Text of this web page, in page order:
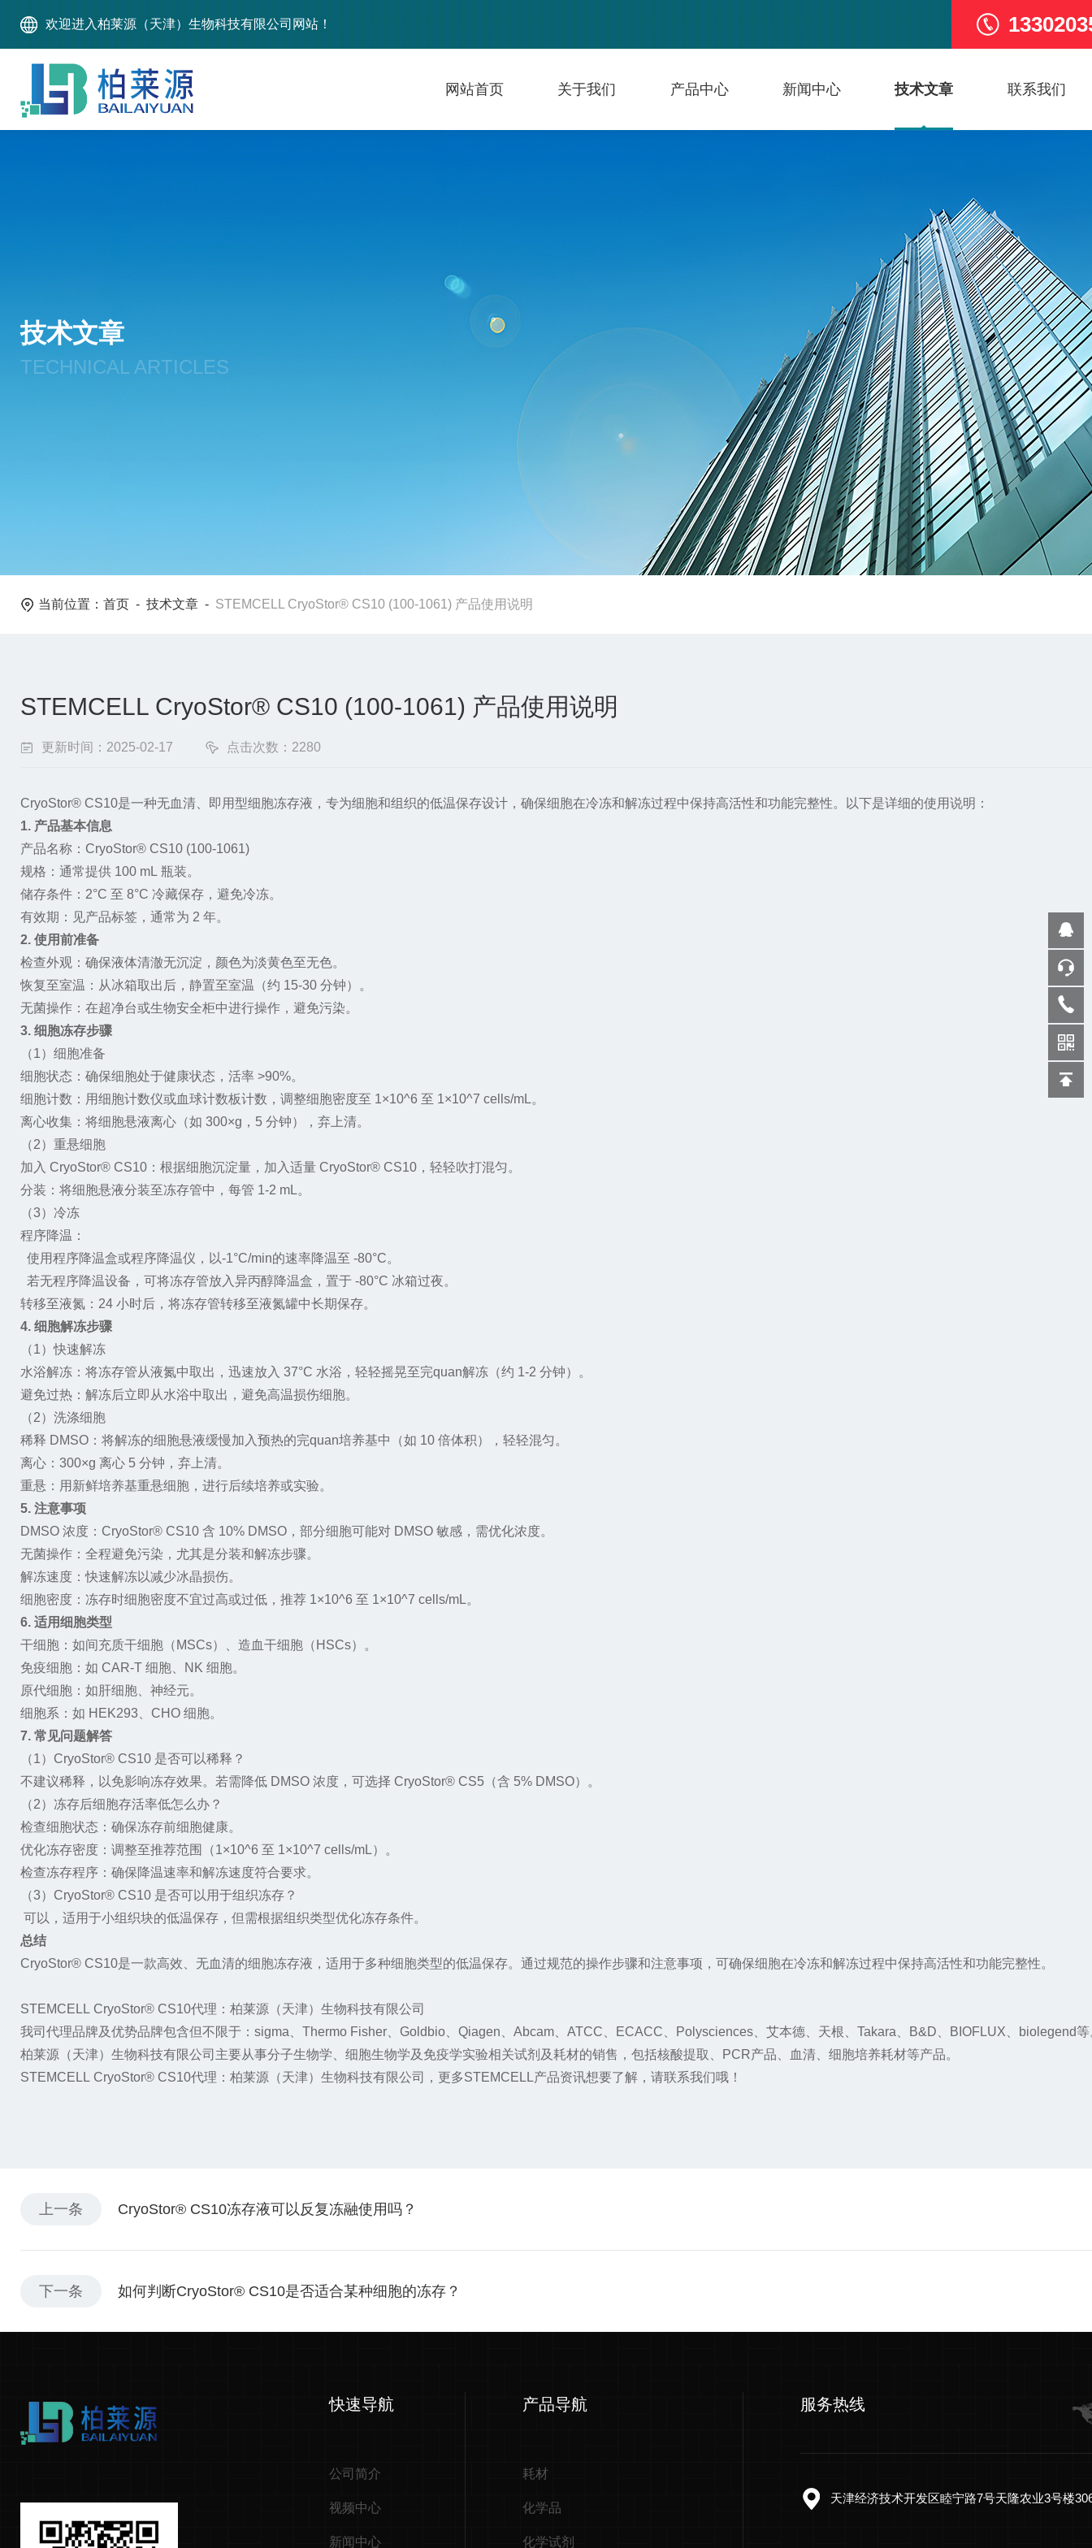
欢迎进入柏莱源（天津）生物科技有限公司网站！
网站首页 关于我们 产品中心 新闻中心 技术文章 联系我们
技术文章
TECHNICAL ARTICLES
当前位置： 首页 - 技术文章 - STEMCELL CryoStor® CS10 (100-1061) 产品使用说明
STEMCELL CryoStor® CS10 (100-1061) 产品使用说明
更新时间：2025-02-17 点击次数：2280
CryoStor® CS10是一种无血清、即用型细胞冻存液，专为细胞和组织的低温保存设计，确保细胞在冷冻和解冻过程中保持高活性和功能完整性。以下是详细的使用说明：
1. 产品基本信息
产品名称： CryoStor® CS10 (100-1061)
规格：通常提供 100 mL 瓶装。
储存条件： 2°C 至 8°C 冷藏保存，避免冷冻。
有效期：见产品标签，通常为 2 年。
2. 使用前准备
检查外观：确保液体清澈无沉淀，颜色为淡黄色至无色。
恢复至室温：从冰箱取出后，静置至室温（约 15-30 分钟）。
无菌操作：在超净台或生物安全柜中进行操作，避免污染。
3. 细胞冻存步骤
（1）细胞准备
细胞状态：确保细胞处于健康状态，活率 >90%。
细胞计数：用细胞计数仪或血球计数板计数，调整细胞密度至 1×10^6 至 1×10^7 cells/mL。
离心收集：将细胞悬液离心（如 300×g ， 5 分钟），弃上清。
（2）重悬细胞
加入 CryoStor® CS10 ：根据细胞沉淀量，加入适量 CryoStor® CS10 ，轻轻吹打混匀。
分装：将细胞悬液分装至冻存管中，每管 1-2 mL。
（3）冷冻
程序降温：
使用程序降温盒或程序降温仪，以-1°C/min的速率降温至 -80°C。
若无程序降温设备，可将冻存管放入异丙醇降温盒，置于 -80°C 冰箱过夜。
转移至液氮： 24 小时后，将冻存管转移至液氮罐中长期保存。
4. 细胞解冻步骤
（1）快速解冻
水浴解冻：将冻存管从液氮中取出，迅速放入 37°C 水浴，轻轻摇晃至完quan解冻（约 1-2 分钟）。
避免过热：解冻后立即从水浴中取出，避免高温损伤细胞。
（2）洗涤细胞
稀释 DMSO ：将解冻的细胞悬液缓慢加入预热的完quan培养基中（如 10 倍体积），轻轻混匀。
离心： 300×g 离心 5 分钟，弃上清。
重悬：用新鲜培养基重悬细胞，进行后续培养或实验。
5. 注意事项
DMSO 浓度： CryoStor® CS10 含 10% DMSO ，部分细胞可能对 DMSO 敏感，需优化浓度。
无菌操作：全程避免污染，尤其是分装和解冻步骤。
解冻速度：快速解冻以减少冰晶损伤。
细胞密度：冻存时细胞密度不宜过高或过低，推荐 1×10^6 至 1×10^7 cells/mL。
6. 适用细胞类型
干细胞：如间充质干细胞（ MSCs）、造血干细胞（ HSCs）。
免疫细胞：如 CAR-T 细胞、 NK 细胞。
原代细胞：如肝细胞、神经元。
细胞系：如 HEK293 CHO 细胞。
7. 常见问题解答
（1） CryoStor® CS10 是否可以稀释？
不建议稀释，以免影响冻存效果。若需降低 DMSO 浓度，可选择 CryoStor® CS5 （含 5% DMSO）。
（2）冻存后细胞存活率低怎么办？
检查细胞状态：确保冻存前细胞健康。
优化冻存密度：调整至推荐范围（1×10^6 至 1×10^7 cells/mL）。
检查冻存程序：确保降温速率和解冻速度符合要求。
（3） CryoStor® CS10 是否可以用于组织冻存？
可以，适用于小组织块的低温保存，但需根据组织类型优化冻存条件。
总结
CryoStor® CS10是一款高效、无血清的细胞冻存液，适用于多种细胞类型的低温保存。通过规范的操作步骤和注意事项，可确保细胞在冷冻和解冻过程中保持高活性和功能完整性。
STEMCELL CryoStor® CS10代理：柏莱源（天津）生物科技有限公司
我司代理品牌及优势品牌包含但不限于： sigma Thermo Fisher Goldbio Qiagen Abcam ATCC ECACC Polysciences 、艾本德、天根、 Takara B&D BIOFLUX biolegend
柏莱源（天津）生物科技有限公司主要从事分子生物学、细胞生物学及免疫学实验相关试剂及耗材的销售，包括核酸提取、
PCR产品、血清、细胞培养耗材等产品。
STEMCELL CryoStor® CS10代理 ：柏莱源（天津）生物科技有限公司，更多STEMCELL产品资讯想要了解，请联系我们哦！
上一条 CryoStor® CS10冻存液可以反复冻融使用吗？
下一条 如何判断CryoStor® CS10是否适合某种细胞的冻存？
快速导航
公司简介
视频中心
新闻中心
产品导航
耗材
化学品
化学试剂
服务热线
天津经济技术开发区睦宁路7号天隆农业3号楼